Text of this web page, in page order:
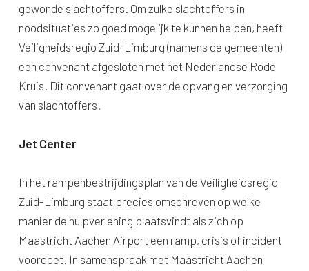
gewonde slachtoffers. Om zulke slachtoffers in
noodsituaties zo goed mogelijk te kunnen helpen, heeft
Veiligheidsregio Zuid-Limburg (namens de gemeenten)
een convenant afgesloten met het Nederlandse Rode
Kruis. Dit convenant gaat over de opvang en verzorging
van slachtoffers.
Jet Center
In het rampenbestrijdingsplan van de Veiligheidsregio
Zuid-Limburg staat precies omschreven op welke
manier de hulpverlening plaatsvindt als zich op
Maastricht Aachen Airport een ramp, crisis of incident
voordoet. In samenspraak met Maastricht Aachen